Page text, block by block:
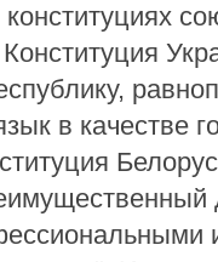
в качестве